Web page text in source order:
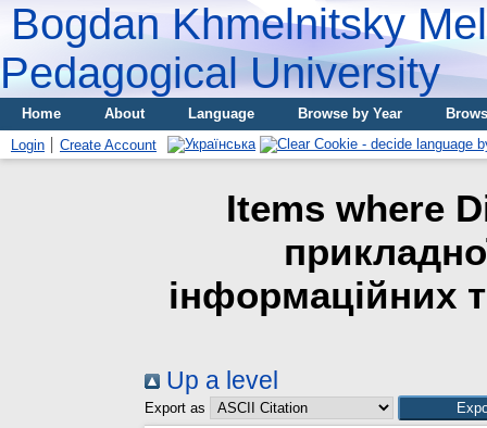
Bogdan Khmelnitsky
Pedagogical University
Home About Language Browse by Year
Login
Create Account
Items where
інформаційних
Up a level
Export as